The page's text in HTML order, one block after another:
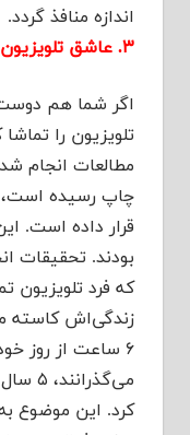
اندازه منافذ گردد.
۳. عاشق تلویزیون هستید:
اگر شما هم دوست
تلویزیون را
بودند. تحقیقات
زندگی‌اش کاسته
۶ ساعت از روز
کرد. این موضوع